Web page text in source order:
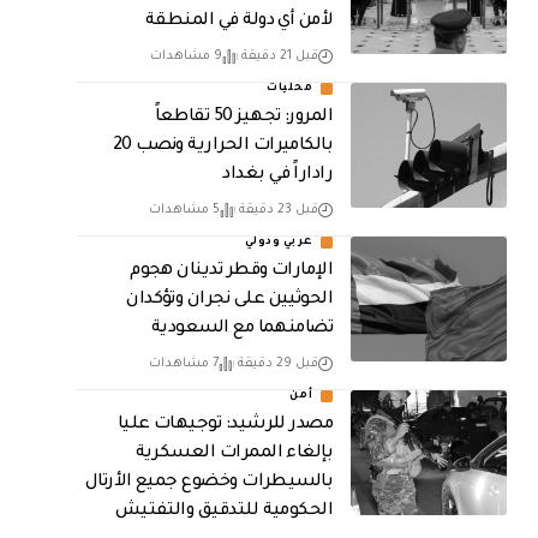
لأمن أي دولة في المنطقة
قبل 21 دقيقة 9 مشاهدات
محليات
المرور: تجهيز 50 تقاطعاً
بالكاميرات الحرارية ونصب 20
راداراً في بغداد
قبل 23 دقيقة 5 مشاهدات
عربي ودولي
الإمارات وقطر تدينان هجوم
الحوثيين على نجران وتؤكدان
تضامنهما مع السعودية
قبل 29 دقيقة 7 مشاهدات
أمن
مصدر للرشيد: توجيهات عليا
بإلغاء الممرات العسكرية
بالسيطرات وخضوع جميع الأرتال
الحكومية للتدقيق والتفتيش